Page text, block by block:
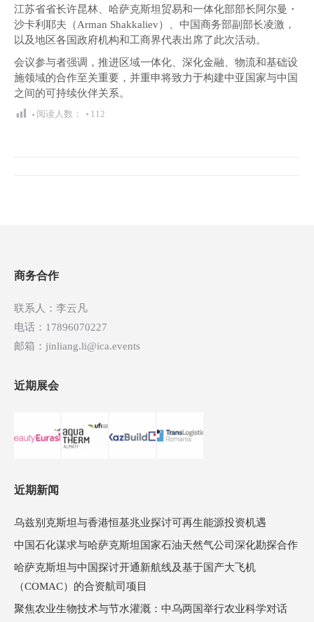
江苏省省长许昆林、哈萨克斯坦贸易和一体化部部长阿尔曼・
沙卡利耶夫（Arman Shakkaliev）、中国商务部副部长凌激，
以及地区各国政府机构和工商界代表出席了此次活动。
会议参与者强调，推进区域一体化、深化金融、物流和基础设
施领域的合作至关重要，并重申将致力于构建中亚国家与中国
之间的可持续伙伴关系。
阅读人数： 112
航
商务合作
联系人：李云凡
电话：17896070227
邮箱：jinliang.li@ica.events
近期展会
近期新闻
乌兹别克斯坦与香港恒基兆业探讨可再生能源投资机遇
中国石化谋求与哈萨克斯坦国家石油天然气公司深化勘探合作
哈萨克斯坦与中国探讨开通新航线及基于国产大飞机
（COMAC）的合资航司项目
聚焦农业生物技术与节水灌溉：中乌两国举行农业科学对话